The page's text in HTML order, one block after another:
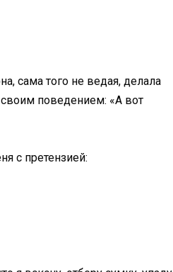
сама того не ведая, делала
своим поведением: «А вот
с претензией: